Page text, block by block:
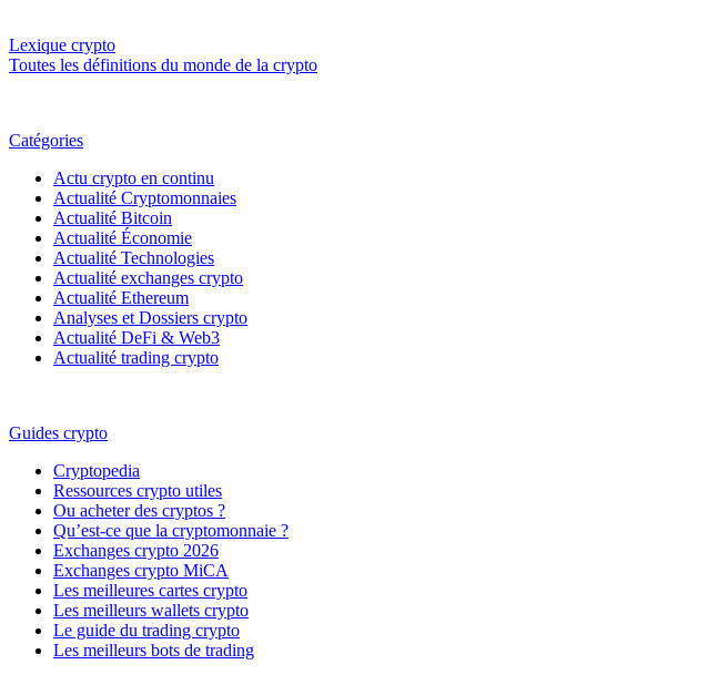
Lexique crypto
Toutes les définitions du monde de la crypto
Catégories
Actu crypto en continu
Actualité Cryptomonnaies
Actualité Bitcoin
Actualité Économie
Actualité Technologies
Actualité exchanges crypto
Actualité Ethereum
Analyses et Dossiers crypto
Actualité DeFi & Web3
Actualité trading crypto
Guides crypto
Cryptopedia
Ressources crypto utiles
Ou acheter des cryptos ?
Qu’est-ce que la cryptomonnaie ?
Exchanges crypto 2026
Exchanges crypto MiCA
Les meilleures cartes crypto
Les meilleurs wallets crypto
Le guide du trading crypto
Les meilleurs bots de trading